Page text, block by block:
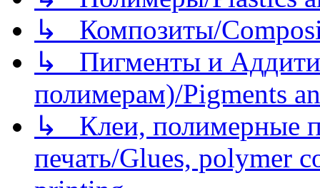
↳ Композиты/
↳ Пигменты и
полимерам)/Pigments
↳ Клеи, полимерные
печать/Glues, polymer